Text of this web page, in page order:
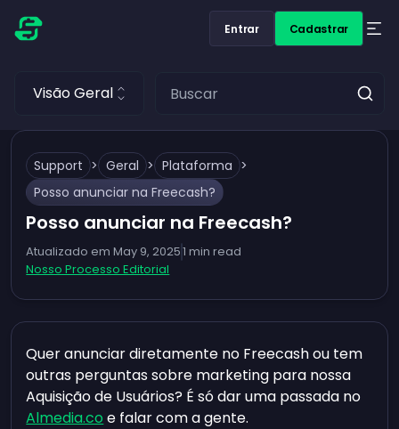
Entrar Cadastrar
Visão Geral
Support > Geral > Plataforma >
Posso anunciar na Freecash?
Posso anunciar na Freecash?
Atualizado em May 9, 20251 min read
Nosso Processo Editorial
Quer anunciar diretamente no Freecash ou tem
outras perguntas sobre marketing para nossa
Aquisição de Usuários? É só dar uma passada no
Almedia.co e falar com a gente.